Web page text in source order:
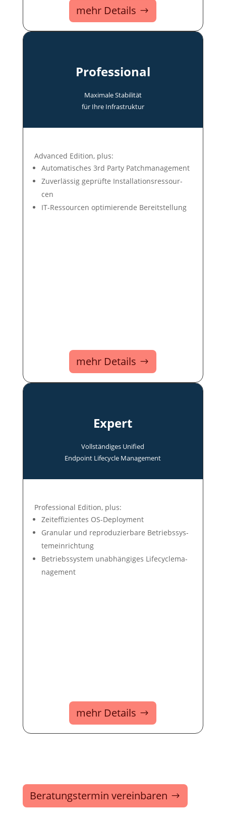
mehr Details
Professional
Maxi­male Stabi­lität
für Ihre In­fra­struk­tur
Advanced Edition, plus:
Auto­mati­sches 3rd Party Patch­ma­nage­ment
Zuver­lässig ge­prüf­te In­stal­la­tions­res­sour­
cen
IT-Ressour­cen op­ti­mie­ren­de Be­reit­stel­lung
mehr Details
Expert
Voll­ständi­ges Uni­fied
End­point Life­cycle Manage­ment
Professional Edition, plus:
Zeit­ef­fi­zien­tes OS-Deploy­ment
Gra­nu­lar und re­pro­du­zier­ba­re Be­triebs­sys­
tem­ein­rich­tung
Betriebs­system un­ab­hän­gi­ges Life­cycle­ma­
nage­ment
mehr Details
Beratungstermin vereinbaren